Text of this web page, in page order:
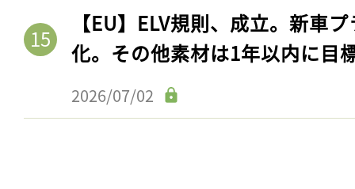
【EU】ELV規則、成立。新車
化。その他素材は1年以内に目
2026/07/02